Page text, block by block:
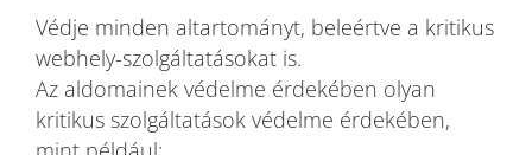
Védje minden altartományt, beleértve a kritikus
webhely-szolgáltatásokat is.
Az aldomainek védelme érdekében olyan
kritikus szolgáltatások védelme érdekében,